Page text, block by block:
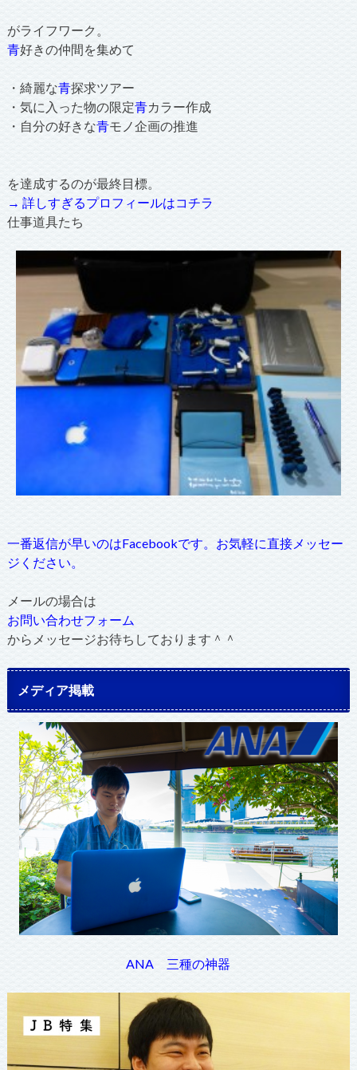
がライフワーク。
青好きの仲間を集めて
・綺麗な青探求ツアー
・気に入った物の限定青カラー作成
・自分の好きな青モノ企画の推進
を達成するのが最終目標。
→ 詳しすぎるプロフィールはコチラ
仕事道具たち
一番返信が早いのはFacebookです。お気軽に直接メッセー
ジください。
メールの場合は
お問い合わせフォーム
からメッセージお待ちしております＾＾
メディア掲載
ANA 三種の神器